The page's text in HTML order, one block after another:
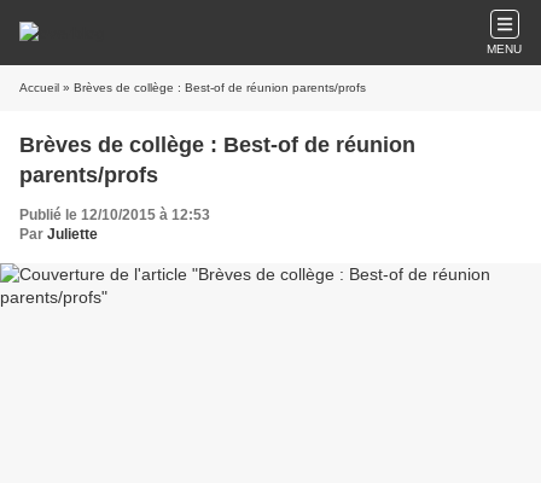
MENU
Accueil » Brèves de collège : Best-of de réunion parents/profs
Brèves de collège : Best-of de réunion
parents/profs
Publié le 12/10/2015 à 12:53
Par Juliette